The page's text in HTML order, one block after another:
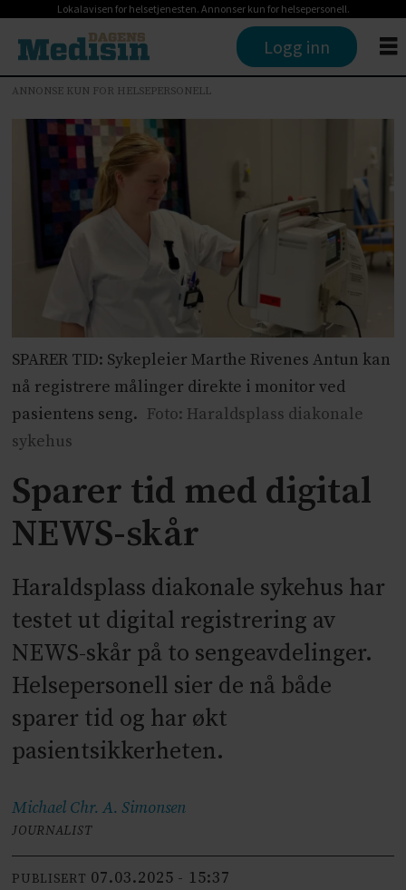
Lokalavisen for helsetjenesten. Annonser kun for helsepersonell.
Logg inn
ANNONSE KUN FOR HELSEPERSONELL
SPARER TID: Sykepleier Marthe Rivenes Antun kan
nå registrere målinger direkte i monitor ved
pasientens seng. Foto: Haraldsplass diakonale
sykehus
Sparer tid med digital
NEWS-skår
Haraldsplass diakonale sykehus har
testet ut digital registrering av
NEWS-skår på to sengeavdelinger.
Helsepersonell sier de nå både
sparer tid og har økt
pasientsikkerheten.
Michael Chr. A. Simonsen
JOURNALIST
PUBLISERT 07.03.2025 - 15:37